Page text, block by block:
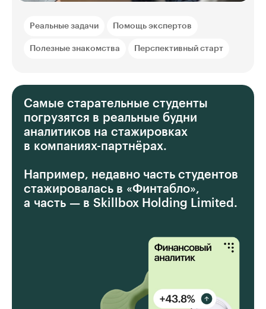
Реальные задачи Помощь экспертов
Полезные знакомства Перспективный старт
Самые старательные студенты
погрузятся в реальные будни
аналитиков на стажировках
в компаниях-партнёрах.
Например, недавно часть студентов
стажировалась в «Финтабло»,
а часть — в Skillbox Holding Limited.